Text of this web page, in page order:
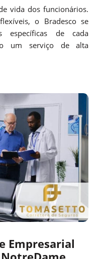
vida dos funcionários.
o Bradesco se
específicas de cada
um serviço de alta
Empresarial